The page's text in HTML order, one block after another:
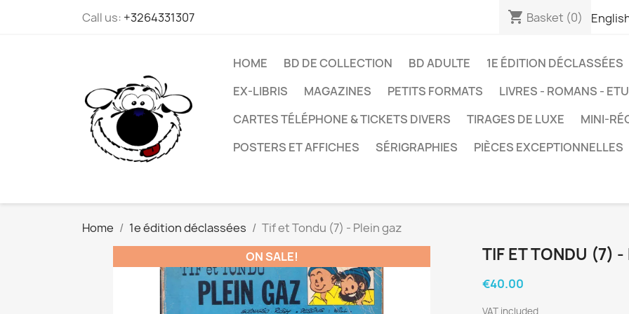
Call us: +3264331307 shopping_cart Basket (0)
HOME BD DE COLLECTION BD ADULTE
1E ÉDITION DÉCLASSÉES
EX-LIBRIS
MAGAZINES PETITS FORMATS
LIVRES - ROMANS -
CARTES TÉLÉPHONE & TICKETS DIVERS
TIRAGES DE LUXE
MINI-
POSTERS ET AFFICHES
SÉRIGRAPHIES PIÈCES EXCEPTIONNELLES
Home 1e édition déclassées
Tif et Tondu (7) - Plein gaz
ON SALE!
TIF ET TONDU (7) -
€40.00
VAT included